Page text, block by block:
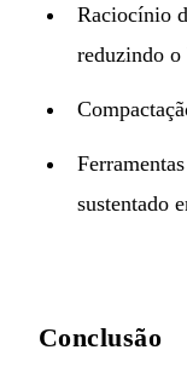
Raciocínio
reduzindo
sustentado
Conclusão